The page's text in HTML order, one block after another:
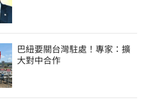
巴紐要關台灣駐處！專家：擴
大對中合作